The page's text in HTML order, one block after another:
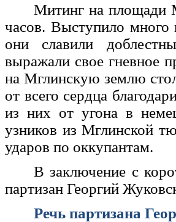
Митинг на площади
часов. Выступило много
они славили
выражали свое гневное
на Мглинскую землю
от всего сердца
из них от угона в
узников из Мглинской
ударов по оккупантам.
В заключение с
партизан Георгий
Речь партизана